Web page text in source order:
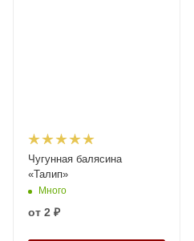
Чугунная балясина
«Талип»
Много
от 2 ₽